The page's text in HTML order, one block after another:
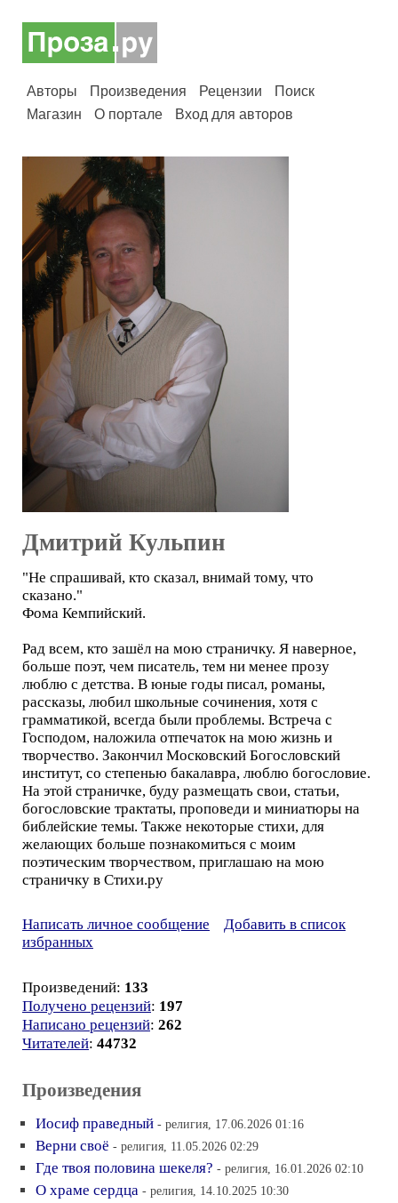
Авторы Произведения Рецензии
Поиск
Магазин
О портале Вход для авторов
Дмитрий Кульпин
"Не спрашивай, кто сказал, внимай тому, что
сказано."
Фома Кемпийский.
Рад всем, кто зашёл на мою страничку. Я наверное,
больше поэт, чем писатель, тем ни менее прозу
люблю с детства. В юные годы писал, романы,
рассказы, любил школьные сочинения, хотя с
грамматикой, всегда были проблемы. Встреча с
Господом, наложила отпечаток на мою жизнь и
творчество. Закончил Московский Богословский
институт, со степенью бакалавра, люблю богословие.
На этой страничке, буду размещать свои, статьи,
богословские трактаты, проповеди и миниатюры на
библейские темы. Также некоторые стихи, для
желающих больше познакомиться с моим
поэтическим творчеством, приглашаю на мою
страничку в Стихи.ру
Написать личное сообщение
Добавить в список
избранных
Произведений: 133
Получено рецензий: 197
Написано рецензий: 262
Читателей: 44732
Произведения
Иосиф праведный - религия, 17.06.2026 01:16
Верни своё - религия, 11.05.2026 02:29
Где твоя половина шекеля? - религия, 16.01.2026 02:10
О храме сердца - религия, 14.10.2025 10:30